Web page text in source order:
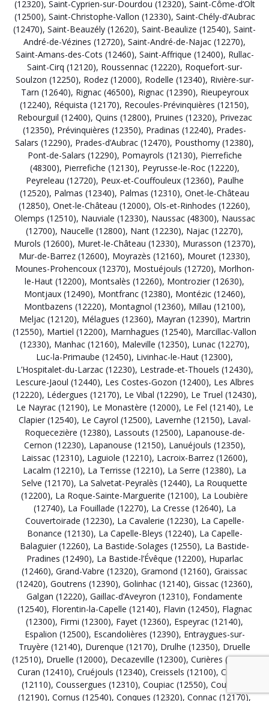
(12320), Saint-Cyprien-sur-Dourdou (12320), Saint-Côme-d’Olt
(12500), Saint-Christophe-Vallon (12330), Saint-Chély-d’Aubrac
(12470), Saint-Beauzély (12620), Saint-Beaulize (12540), Saint-
André-de-Vézines (12720), Saint-André-de-Najac (12270),
Saint-Amans-des-Cots (12460), Saint-Affrique (12400), Rullac-
Saint-Cirq (12120), Roussennac (12220), Roquefort-sur-
Soulzon (12250), Rodez (12000), Rodelle (12340), Rivière-sur-
Tarn (12640), Rignac (46500), Rignac (12390), Rieupeyroux
(12240), Réquista (12170), Recoules-Prévinquières (12150),
Rebourguil (12400), Quins (12800), Pruines (12320), Privezac
(12350), Prévinquières (12350), Pradinas (12240), Prades-
Salars (12290), Prades-d’Aubrac (12470), Pousthomy (12380),
Pont-de-Salars (12290), Pomayrols (12130), Pierrefiche
(48300), Pierrefiche (12130), Peyrusse-le-Roc (12220),
Peyreleau (12720), Peux-et-Couffouleux (12360), Paulhe
(12520), Palmas (12340), Palmas (12310), Onet-le-Château
(12850), Onet-le-Château (12000), Ols-et-Rinhodes (12260),
Olemps (12510), Nauviale (12330), Naussac (48300), Naussac
(12700), Naucelle (12800), Nant (12230), Najac (12270),
Murols (12600), Muret-le-Château (12330), Murasson (12370),
Mur-de-Barrez (12600), Moyrazès (12160), Mouret (12330),
Mounes-Prohencoux (12370), Mostuéjouls (12720), Morlhon-
le-Haut (12200), Montsalès (12260), Montrozier (12630),
Montjaux (12490), Montfranc (12380), Montézic (12460),
Montbazens (12220), Montagnol (12360), Millau (12100),
Meljac (12120), Mélagues (12360), Mayran (12390), Martrin
(12550), Martiel (12200), Marnhagues (12540), Marcillac-Vallon
(12330), Manhac (12160), Maleville (12350), Lunac (12270),
Luc-la-Primaube (12450), Livinhac-le-Haut (12300),
L’Hospitalet-du-Larzac (12230), Lestrade-et-Thouels (12430),
Lescure-Jaoul (12440), Les Costes-Gozon (12400), Les Albres
(12220), Lédergues (12170), Le Vibal (12290), Le Truel (12430),
Le Nayrac (12190), Le Monastère (12000), Le Fel (12140), Le
Clapier (12540), Le Cayrol (12500), Lavernhe (12150), Laval-
Roquecezière (12380), Lassouts (12500), Lapanouse-de-
Cernon (12230), Lapanouse (12150), Lanuéjouls (12350),
Laissac (12310), Laguiole (12210), Lacroix-Barrez (12600),
Lacalm (12210), La Terrisse (12210), La Serre (12380), La
Selve (12170), La Salvetat-Peyralès (12440), La Rouquette
(12200), La Roque-Sainte-Marguerite (12100), La Loubière
(12740), La Fouillade (12270), La Cresse (12640), La
Couvertoirade (12230), La Cavalerie (12230), La Capelle-
Bonance (12130), La Capelle-Bleys (12240), La Capelle-
Balaguier (12260), La Bastide-Solages (12550), La Bastide-
Pradines (12490), La Bastide-l’Évêque (12200), Huparlac
(12460), Grand-Vabre (12320), Gramond (12160), Graissac
(12420), Goutrens (12390), Golinhac (12140), Gissac (12360),
Galgan (12220), Gaillac-d’Aveyron (12310), Fondamente
(12540), Florentin-la-Capelle (12140), Flavin (12450), Flagnac
(12300), Firmi (12300), Fayet (12360), Espeyrac (12140),
Espalion (12500), Escandolières (12390), Entraygues-sur-
Truyère (12140), Durenque (12170), Drulhe (12350), Druelle
(12510), Druelle (12000), Decazeville (12300), Curières (12210),
Curan (12410), Cruéjouls (12340), Creissels (12100), Cransac
(12110), Coussergues (12310), Coupiac (12550), Coubisou
(12190), Cornus (12540), Conques (12320), Connac (12170),